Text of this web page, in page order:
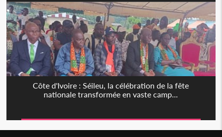
Côte d'Ivoire : Séileu, la célébration de la fête
nationale transformée en vaste camp...